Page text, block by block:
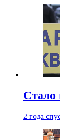
Стало
2 года